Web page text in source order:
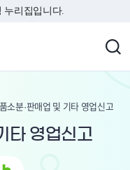
누리집입니다.
소분·판매업 및 기타 영업신고
타 영업신고